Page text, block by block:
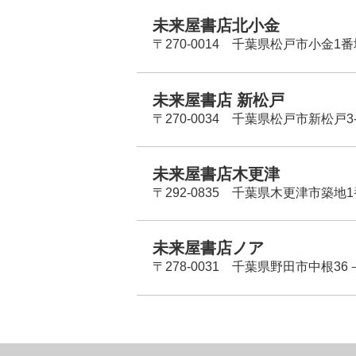
未来屋書店北小金
〒270-0014 千葉県松戸市小金1番
未来屋書店 新松戸
〒270-0034 千葉県松戸市新松戸
未来屋書店木更津
〒292-0835 千葉県木更津市築地1
未来屋書店ノア
〒278-0031 千葉県野田市中根36